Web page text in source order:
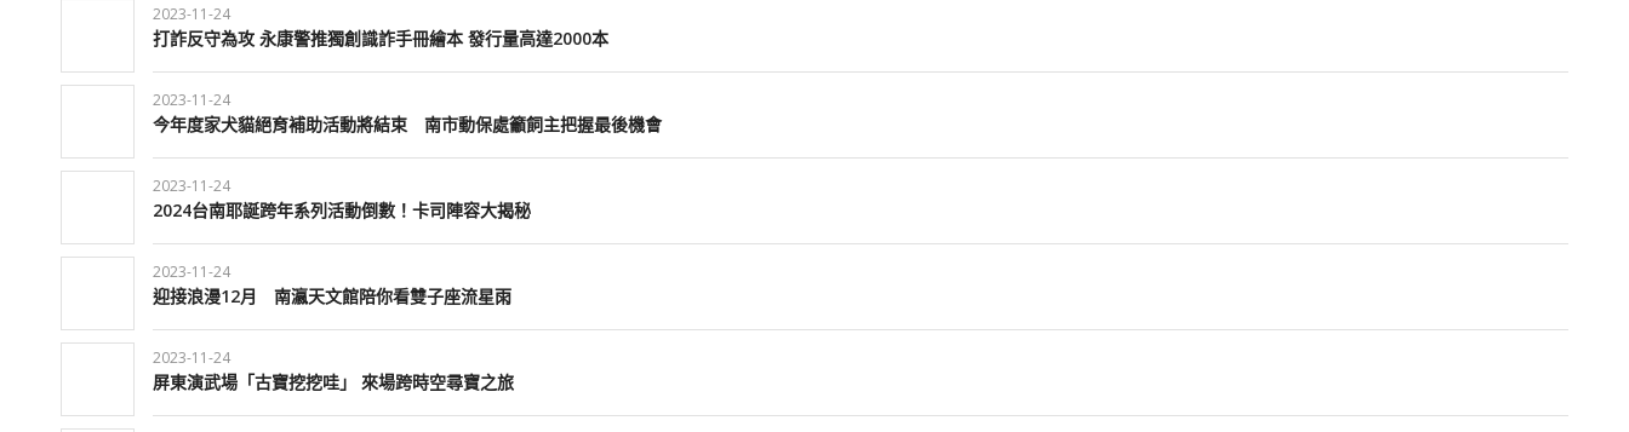
2023-11-24
打詐反守為攻 永康警推獨創識詐手冊繪本 發行量高達2000本
2023-11-24
今年度家犬貓絕育補助活動將結束 南市動保處籲飼主把握最後機會
2023-11-24
2024台南耶誕跨年系列活動倒數！卡司陣容大揭秘
2023-11-24
迎接浪漫12月 南瀛天文館陪你看雙子座流星雨
2023-11-24
屏東演武場「古寶挖挖哇」 來場跨時空尋寶之旅